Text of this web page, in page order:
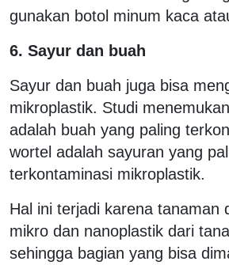
gunakan botol minum kaca
6. Sayur dan buah
Sayur dan buah juga bisa
mikroplastik. Studi
adalah buah yang paling
wortel adalah sayuran yang
terkontaminasi mikroplastik.
Hal ini terjadi karena tanaman
mikro dan nanoplastik dari
sehingga bagian yang bisa